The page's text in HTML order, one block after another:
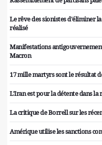
Le rêve des sionistes d'éliminer
réalisé
Manifestations
Macron
17 mille martyrs sont le résultat
L'Iran est pour la détente dans la
La critique de Borrell sur les
Amérique utilise les sanctions